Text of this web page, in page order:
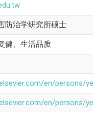
防治学研究所硕士
健、生活品质
en/persons/
en/persons/